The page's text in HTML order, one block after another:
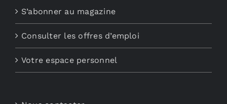
S’abonner au magazine
Consulter les offres d’emploi
Votre espace personnel